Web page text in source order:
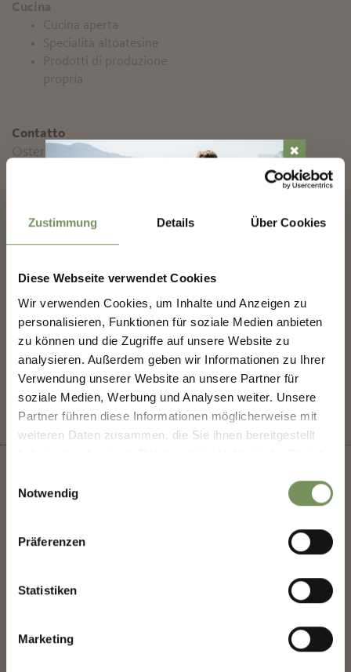
Zustimmung Details Über Cookies
Diese Webseite verwendet Cookies
Wir verwenden Cookies, um Inhalte und Anzeigen zu
personalisieren, Funktionen für soziale Medien anbieten
zu können und die Zugriffe auf unsere Website zu
analysieren. Außerdem geben wir Informationen zu Ihrer
Verwendung unserer Website an unsere Partner für
soziale Medien, Werbung und Analysen weiter. Unsere
Partner führen diese Informationen möglicherweise mit
weiteren Daten zusammen, die Sie ihnen bereitgestellt
Notwendig
Präferenzen
Statistiken
Marketing
Cucina
Cucina aperta
Specialità altoatesine
Prodotti di produzione
propria
Contatto
Osteria Eggerhof
info@schnauzerstube.it
www.schnauzerstube.it
IL CONTENUTO VI È STATO UTILE? SÌ NO
−
✖
NEWSLETTER-MARLENGO
Scoprite il meglio di Marlengo! 🌄
Iscriviti subito alla nostra newsletter e sarai il primo
a conoscere offerte esclusive, eventi speciali e
consigli nascosti per la tua prossima visita a
Marlengo!
tua vacanza a Marlengo
ancora più bella!
Saluto
Cognome